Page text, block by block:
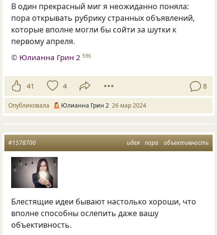
В один прекрасный миг я неожиданно поняла:
пора открывать рубрику странных объявлений,
которые вполне могли бы сойти за шутки к
первому апреля.
© Юлианна Грин 2 596
41 4 8
Опубликовала Юлианна Грин 2 26 мар 2024
идея пора объективность
#1578700
Блестящие идеи бывают настолько хороши, что
вполне способны ослепить даже вашу
объективность.